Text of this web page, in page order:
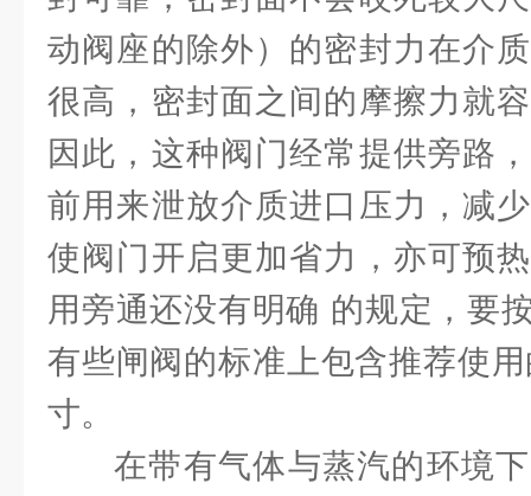
动阀座的除外）的密封力在介
很高，密封面之间的摩擦力就
因此，这种阀门经常提供旁路
前用来泄放介质进口压力，减
使阀门开启更加省力，亦可预
用旁通还没有明确 的规定，要
有些闸阀的标准上包含推荐使
寸。
在带有气体与蒸汽的环境